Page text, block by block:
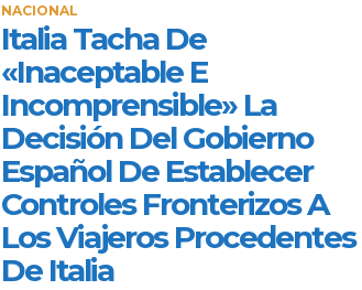
NACIONAL
Italia Tacha De
«inaceptable E
Incomprensible» La
Decisión Del Gobierno
Español De Establecer
Controles Fronterizos A
Los Viajeros Procedentes
De Italia